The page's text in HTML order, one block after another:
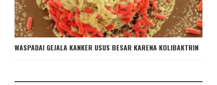
WASPADAI GEJALA KANKER USUS BESAR KARENA KOLIBAKTRIN